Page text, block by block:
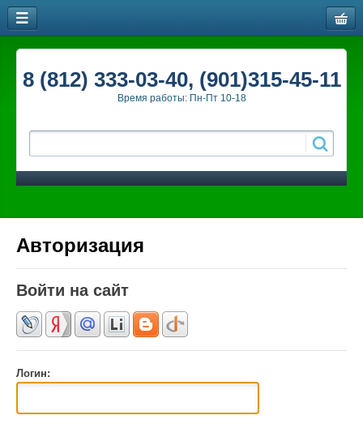
8 (812) 333-03-40, (901)315-45-11
Время работы: Пн-Пт 10-18
Авторизация
Войти на сайт
Логин: